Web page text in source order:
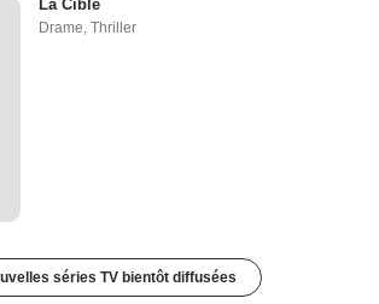
La Cible
Drame,Thriller
séries TV bientôt diffusées